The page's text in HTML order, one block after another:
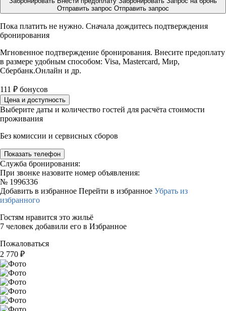
Отправить запрос Отправить запрос
Пока платить не нужно. Сначала дождитесь подтверждения
бронирования
Мгновенное подтверждение бронирования. Внесите предоплату
в размере удобным способом: Visa, Mastercard, Мир,
Сбербанк.Онлайн и др.
111 ₽ бонусов
Цена и доступность
Выберите даты и количество гостей для расчёта стоимости
проживания
Без комиссии и сервисных сборов
Показать телефон
Служба бронирования:
При звонке назовите номер объявления:
№ 1996336
Добавить в избранное Перейти в избранное Убрать из
избранного
Гостям нравится это жильё
7 человек добавили его в Избранное
Пожаловаться
2 770 ₽